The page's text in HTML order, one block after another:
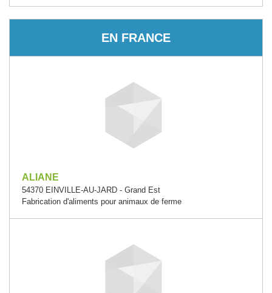
EN FRANCE
ALIANE
54370 EINVILLE-AU-JARD - Grand Est
Fabrication d'aliments pour animaux de ferme